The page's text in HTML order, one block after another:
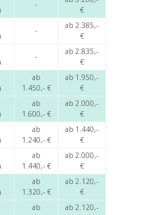
-
€
-
ab 2.385,-
€
-
ab 2.835,-
€
ab
1.450,- €
ab 1.950,-
€
ab
1.600,- €
ab 2.000,-
€
ab
1.240,- €
ab 1.440,-
€
ab
1.440,- €
ab 2.000,-
€
ab
1.320,- €
ab 2.120,-
€
ab
ab 2.120,-